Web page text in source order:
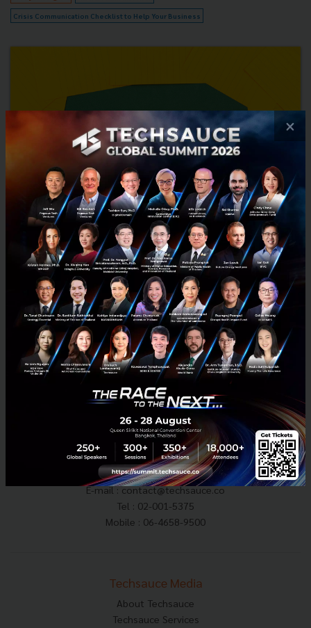
Crisis Communication Checklist to Help Your Business
3 เทคนิคการจัดการการสื่อสารที่นักสื่อสารยุค COVID-19 ต้องมี
3 เทคนิคการจัดการการสื่อสารที่นักสื่อสารยุค COVID-19 ต้องมี...
เมษายน 24, 2020| ByNopparat Malalum
PR News covid-19 ดีซี คอนซัลแทนส์ Crisis Communication
การจัดการการสื่อสารในภาวะวิกฤต
E-mail :contact@techsauce.co
Tel : 02-001-5375
Mobile : 06-4658-9500
Techsauce Media
About Techsauce
Techsauce Services
×